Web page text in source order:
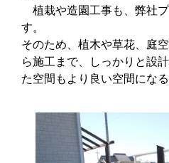
植栽や造園工事も、弊社
す。
そのため、植木や草花、庭
ら施工まで、しっかりと設
た空間もより良い空間にな